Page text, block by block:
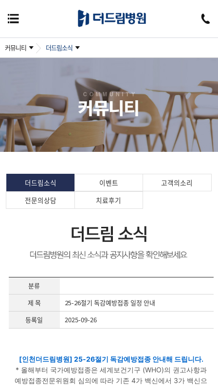
커뮤니티 더드림소식
더드림소식 이벤트
고객의소리
전문의상담
치료후기
분류
제 목
25-26절기 독감예방접종 일정 안내
등록일
2025-09-26
[인천더드림병원] 25-26절기 독감예방접종 안내해 드립니다.
* 올해부터 국가예방접종은 세계보건기구 (WHO)의 권고사항과
예방접종전문위원회 심의에 따라 기존 4가 백신에서 3가 백신으